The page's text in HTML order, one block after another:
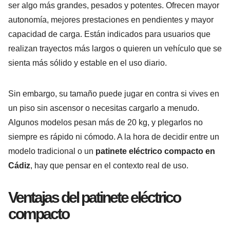
ser algo más grandes, pesados y potentes. Ofrecen mayor
autonomía, mejores prestaciones en pendientes y mayor
capacidad de carga. Están indicados para usuarios que
realizan trayectos más largos o quieren un vehículo que se
sienta más sólido y estable en el uso diario.
Sin embargo, su tamaño puede jugar en contra si vives en
un piso sin ascensor o necesitas cargarlo a menudo.
Algunos modelos pesan más de 20 kg, y plegarlos no
siempre es rápido ni cómodo. A la hora de decidir entre un
modelo tradicional o un patinete eléctrico compacto en
Cádiz, hay que pensar en el contexto real de uso.
Ventajas del patinete eléctrico
compacto